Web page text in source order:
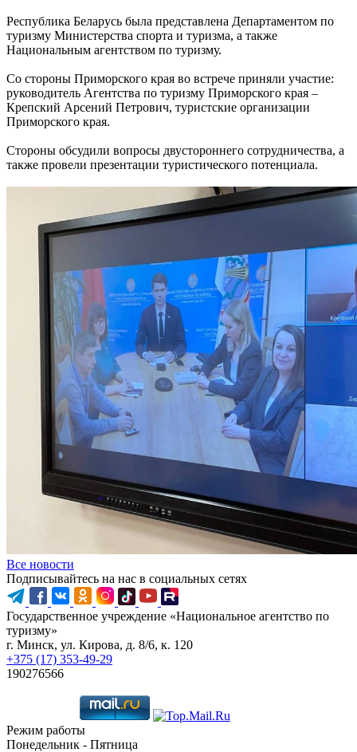
Республика Беларусь была представлена Департаментом по
туризму Министерства спорта и туризма, а также
Национальным агентством по туризму.
Со стороны Приморского края во встрече приняли участие:
руководитель Агентства по туризму Приморского края –
Крепский Арсений Петрович, туристские организации
Приморского края.
Стороны обсудили вопросы двустороннего сотрудничества, а
также провели презентации туристического потенциала.
Все новости
Подписывайтесь на нас в социальных сетях
Государственное учреждение «Национальное агентство по
туризму»
г. Минск, ул. Кирова, д. 8/6, к. 120
+375 (17) 353-49-29
190276566
Режим работы
Понедельник - Пятница